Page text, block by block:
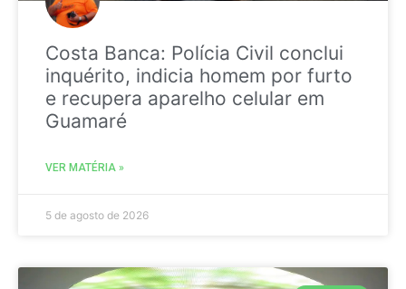
Costa Banca: Polícia Civil conclui
inquérito, indicia homem por furto
e recupera aparelho celular em
Guamaré
VER MATÉRIA »
5 de agosto de 2026